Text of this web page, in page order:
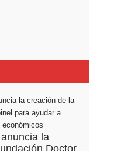
la
Doctor